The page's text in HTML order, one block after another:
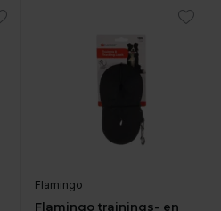
Flamingo
Flamingo trainings- en